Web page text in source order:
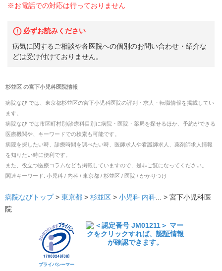
※お電話での対応は行っておりません
必ずお読みください
病気に関するご相談や各医院への個別のお問い合わせ・紹介な
どは受け付けておりません。
杉並区 の宮下小児科医院情報
病院なび では、 東京都杉並区の宮下小児科医院の評判・求人・転職情報を掲載してい
ます。
病院なび では市区町村別/診療科目別に病院・医院・薬局を探せるほか、予約ができる
医療機関や、キーワードでの検索も可能です。
病院を探したい時、診療時間を調べたい時、医師求人や看護師求人、薬剤師求人情報
を知りたい時に便利です。
また、役立つ医療コラムなども掲載していますので、是非ご覧になってください。
関連キーワード: 小児科 / 内科 / 東京都 / 杉並区 / 医院 / かかりつけ
病院なびトップ > 東京都 > 杉並区 > 小児科 内科 ... > 宮下小児科医
院
プライバシーマー